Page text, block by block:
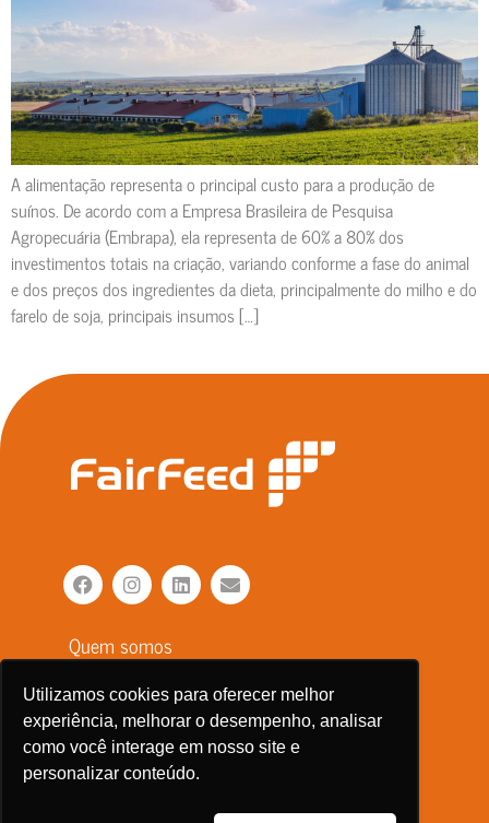
Utilizamos cookies para oferecer melhor
experiência, melhorar o desempenho, analisar
como você interage em nosso site e
personalizar conteúdo.
A alimentação representa o principal custo para a produção de
suínos. De acordo com a Empresa Brasileira de Pesquisa
Agropecuária (Embrapa), ela representa de 60% a 80% dos
investimentos totais na criação, variando conforme a fase do animal
e dos preços dos ingredientes da dieta, principalmente do milho e do
farelo de soja, principais insumos […]
Quem somos
Responsabilidade alimentar
LabFair